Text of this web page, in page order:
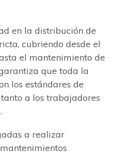
en la distribución de
cubriendo desde el
el mantenimiento de
que toda la
los estándares de
a los trabajadores
a realizar